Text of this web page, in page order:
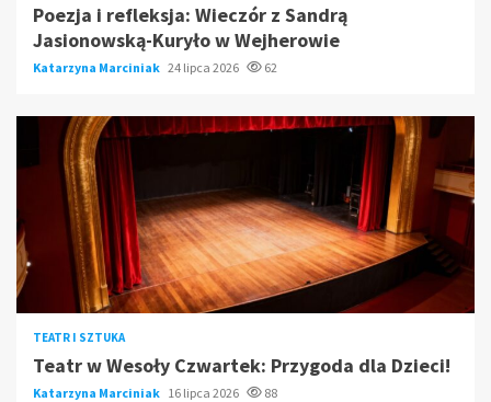
Poezja i refleksja: Wieczór z Sandrą
Jasionowską-Kuryło w Wejherowie
Katarzyna Marciniak 24 lipca 2026 62
TEATR I SZTUKA
Teatr w Wesoły Czwartek: Przygoda dla Dzieci!
Katarzyna Marciniak 16 lipca 2026 88